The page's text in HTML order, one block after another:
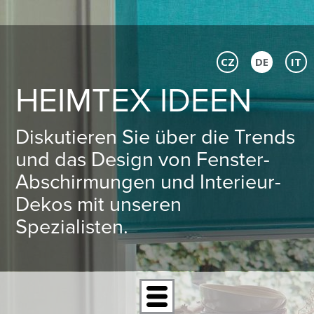
HEIMTEX IDEEN
Diskutieren Sie über die Trends
und das Design von Fenster-
Abschirmungen und Interieur-
Dekos mit unseren
Spezialisten.
CZ DE IT